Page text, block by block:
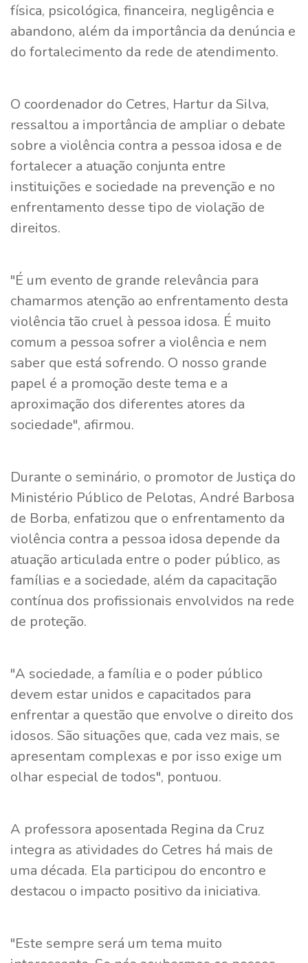
física, psicológica, financeira, negligência e
abandono, além da importância da denúncia e
do fortalecimento da rede de atendimento.
O coordenador do Cetres, Hartur da Silva,
ressaltou a importância de ampliar o debate
sobre a violência contra a pessoa idosa e de
fortalecer a atuação conjunta entre
instituições e sociedade na prevenção e no
enfrentamento desse tipo de violação de
direitos.
"É um evento de grande relevância para
chamarmos atenção ao enfrentamento desta
violência tão cruel à pessoa idosa. É muito
comum a pessoa sofrer a violência e nem
saber que está sofrendo. O nosso grande
papel é a promoção deste tema e a
aproximação dos diferentes atores da
sociedade", afirmou.
Durante o seminário, o promotor de Justiça do
Ministério Público de Pelotas, André Barbosa
de Borba, enfatizou que o enfrentamento da
violência contra a pessoa idosa depende da
atuação articulada entre o poder público, as
famílias e a sociedade, além da capacitação
contínua dos profissionais envolvidos na rede
de proteção.
"A sociedade, a família e o poder público
devem estar unidos e capacitados para
enfrentar a questão que envolve o direito dos
idosos. São situações que, cada vez mais, se
apresentam complexas e por isso exige um
olhar especial de todos", pontuou.
A professora aposentada Regina da Cruz
integra as atividades do Cetres há mais de
uma década. Ela participou do encontro e
destacou o impacto positivo da iniciativa.
"Este sempre será um tema muito